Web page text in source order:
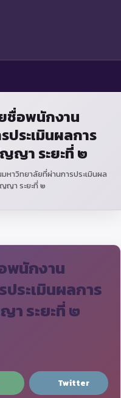
ยชื่อพนักงาน
ระเมินผลการ
ญา ระยะที่ ๒
หาวิทยาลัยที่ผ่านการประเมินผล
ญา ระยะที่ ๒
พนักงาน
ระเมินผลการ
ระยะที่ ๒
Twitter